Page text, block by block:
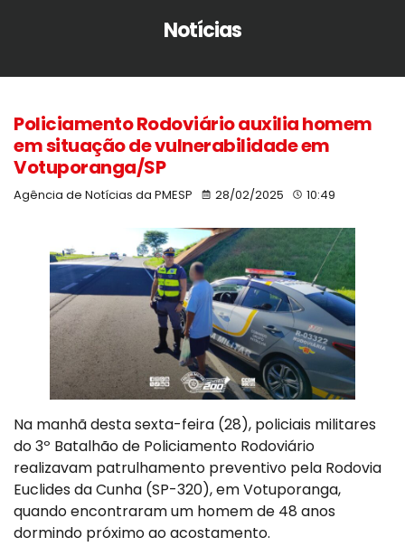
Notícias
Policiamento Rodoviário auxilia homem
em situação de vulnerabilidade em
Votuporanga/SP
Agência de Notícias da PMESP 28/02/2025 10:49
Na manhã desta sexta-feira (28), policiais militares
do 3º Batalhão de Policiamento Rodoviário
realizavam patrulhamento preventivo pela Rodovia
Euclides da Cunha (SP-320), em Votuporanga,
quando encontraram um homem de 48 anos
dormindo próximo ao acostamento.